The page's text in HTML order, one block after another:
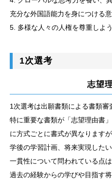
充分な外国語能力を身につける
5. 多様な人々の人権を尊重しよ
1次選考
志望
1次選考は出願書類による書類審
特に重要な書類が「志望理由書
に方式ごとに書式が異なります
学後の学習計画、将来実現した
一貫性について問われている点
過去の経験からの学びや目指す